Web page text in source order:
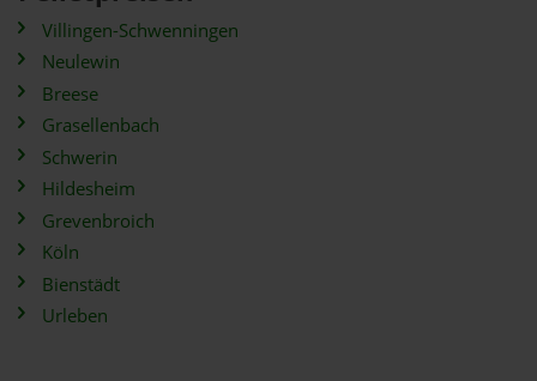
Villingen-Schwenningen
Neulewin
Breese
Grasellenbach
Schwerin
Hildesheim
Grevenbroich
Köln
Bienstädt
Urleben